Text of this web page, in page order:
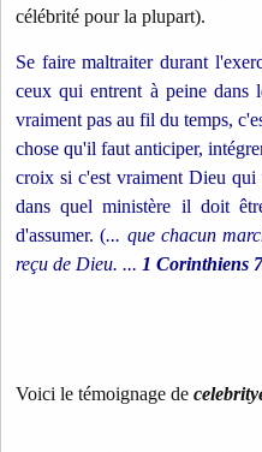
célébrité pour la plupart).
Se faire maltraiter durant
ceux qui entrent à peine dans
vraiment pas au fil du temps,
chose qu'il faut anticiper,
croix si c'est vraiment Dieu qui
dans quel ministère il doit
d'assumer. (... que chacun
reçu de Dieu. ... 1 Corinthiens
Voici le témoignage de